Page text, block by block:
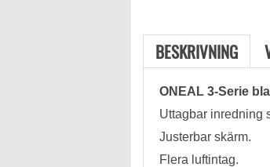
BESKRIVNING
ONEAL 3-Serie
Uttagbar inredning
Justerbar skärm.
Flera luftintag.